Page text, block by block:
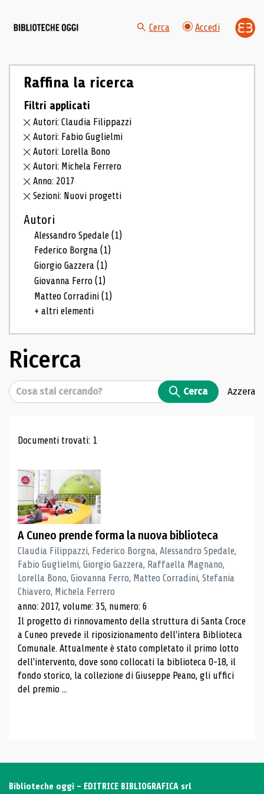
Cerca Accedi
Raffina la ricerca
Filtri applicati
Autori: Claudia Filippazzi
Autori: Fabio Guglielmi
Autori: Lorella Bono
Autori: Michela Ferrero
Anno: 2017
Sezioni: Nuovi progetti
Autori
Alessandro Spedale(1)
Federico Borgna(1)
Giorgio Gazzera(1)
Giovanna Ferro(1)
Matteo Corradini(1)
+ altri elementi
Ricerca
Cerca Cerca Azzera
Risultati di ricerca
Documenti trovati: 1
A Cuneo prende forma la nuova biblioteca
Claudia Filippazzi, Federico Borgna, Alessandro Spedale,
Fabio Guglielmi, Giorgio Gazzera, Raffaella Magnano,
Lorella Bono, Giovanna Ferro, Matteo Corradini, Stefania
Chiavero, Michela Ferrero
anno: 2017, volume: 35, numero: 6
Il progetto di rinnovamento della struttura di Santa Croce
a Cuneo prevede il riposizionamento dell'intera Biblioteca
Comunale. Attualmente è stato completato il primo lotto
dell'intervento, dove sono collocati la biblioteca 0-18, il
fondo storico, la collezione di Giuseppe Peano, gli uffici
del premio ...
Biblioteche oggi - EDITRICE BIBLIOGRAFICA srl